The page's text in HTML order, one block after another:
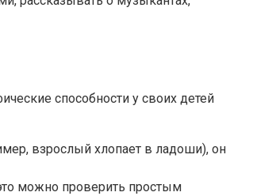
способности у своих детей
взрослый хлопает в ладоши), он
можно проверить простым